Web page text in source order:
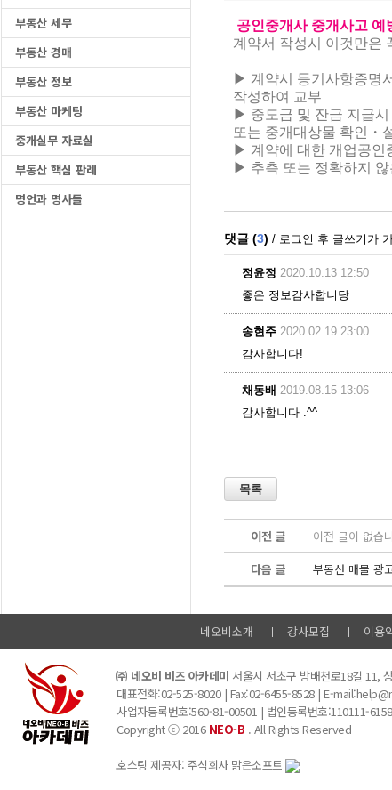
부동산 세무
부동산 경매
부동산 정보
부동산 마케팅
중개실무 자료실
부동산 핵심 판례
명언과 명사들
공인중개사 중개사고 예
계약서 작성시 이것만은
▶ 계약시 등기사항증명
작성하여 교부
▶ 중도금 및 잔금 지급
또는 중개대상물 확인・
▶ 계약에 대한 개업공인
▶ 추측 또는 정확하지 않
이전 글
이전 글이 없습
다음 글
부동산 매물 광
네오비소개 강사모집 이용
㈜ 네오비 비즈 아카데미 서울시 서초구 방배천로18길 11,
대표전화:02-525-8020 | Fax:02-6455-8528 | E-
사업자등록번호:560-81-00501 | 법인등록번호:110111-
Copyright ⓒ 2016NEO-B . All Rights Reserved
호스팅 제공자: 주식회사 맑은소프트